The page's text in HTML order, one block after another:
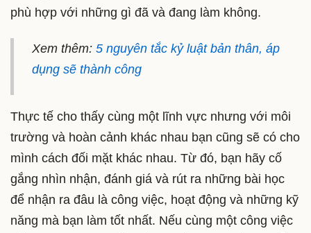
phù hợp với những gì đã và đang làm không.
Xem thêm: 5 nguyên tắc kỷ luật bản thân, áp
dụng sẽ thành công
Thực tế cho thấy cùng một lĩnh vực nhưng với môi
trường và hoàn cảnh khác nhau bạn cũng sẽ có cho
mình cách đối mặt khác nhau. Từ đó, bạn hãy cố
gắng nhìn nhận, đánh giá và rút ra những bài học
để nhận ra đâu là công việc, hoạt động và những kỹ
năng mà bạn làm tốt nhất. Nếu cùng một công việc